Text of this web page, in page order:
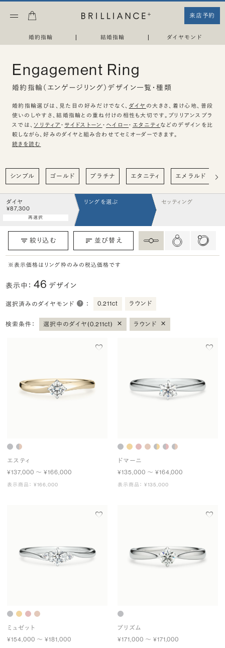
来店予約
婚約指輪 | 結婚指輪 | ダイヤモンド
Engagement Ring
婚約指輪（エンゲージリング）デザイン一覧・種類
婚約指輪選びは、見た目の好みだけでなく、 ダイヤ の大きさ、着け心地、普段
使いのしやすさ、結婚指輪との重ね付けの相性も大切です。ブリリアンスプラ
スでは、 ソリティア ・ サイドストーン ・ ヘイロー・ エタニティ などのデザインを比
較しながら、好みのダイヤと組み合わせてセミオーダーできます。
続きを読む
シンプル ゴールド プラチナ エタニティ エメラルド
ダイヤ
¥87,300
再選択
リングを選ぶ セッティング
絞り込む 並び替え
※表示価格はリング枠のみの税込価格です
表示中：46 デザイン
選択済みのダイヤモンド ： 0.211ct ラウンド
検索条件： 選択中のダイヤ(0.211ct) × ラウンド ×
エスティ
¥137,000 〜 ¥166,000
表示商品： ¥166,000
ドマーニ
¥135,000 〜 ¥164,000
表示商品： ¥135,000
ミュゼット
¥154,000 〜 ¥181,000
プリズム
¥171,000 〜 ¥171,000